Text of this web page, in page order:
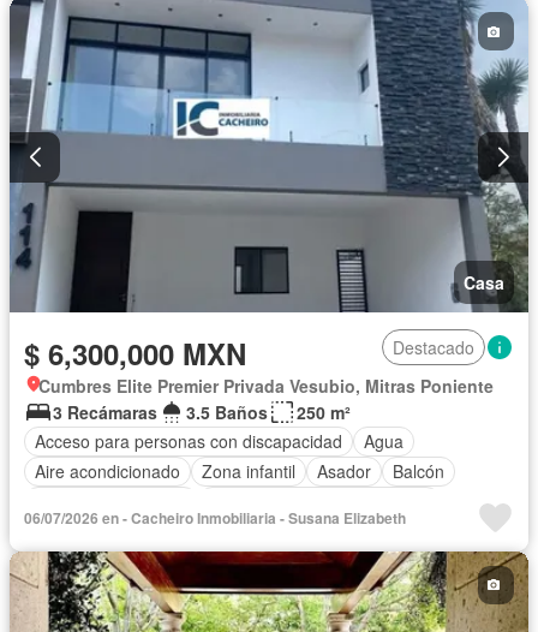
Casa
$ 6,300,000 MXN
Destacado
Cumbres Elite Premier Privada Vesubio, Mitras Poniente
3 Recámaras
3.5 Baños
250 m²
Acceso para personas con discapacidad
Agua
Aire acondicionado
Zona infantil Asador
Balcón
Electricidad
Estacionamiento Gas natural
Internet
Recámara con closet
Seguridad Wifi
Zonas verdes
Sin amueblar
06/07/2026 en - Cacheiro Inmobiliaria - Susana Elizabeth